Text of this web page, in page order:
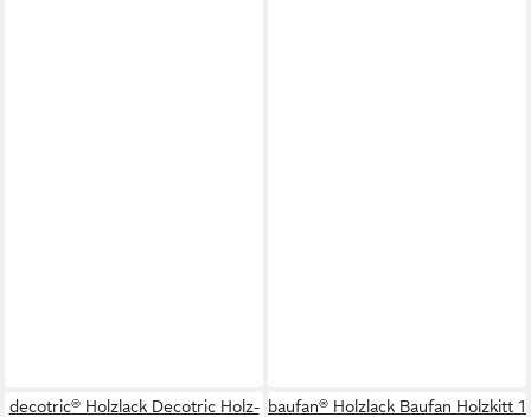
decotric® Holzlack Decotric Holz- baufan® Holzlack Baufan Holzkitt 1